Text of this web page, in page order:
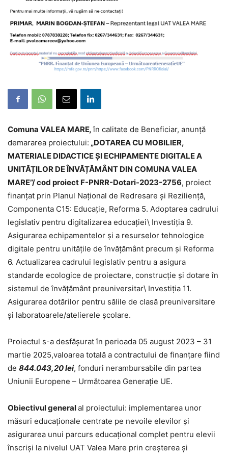
Comuna VALEA MARE,în calitate de Beneficiar, anunță
demararea proiectului: „DOTAREA CU MOBILIER,
MATERIALE DIDACTICE ȘI ECHIPAMENTE DIGITALE A
UNITĂȚILOR DE ÎNVĂȚĂMÂNT DIN COMUNA VALEA
MARE”/ cod proiect F-PNRR-Dotari-2023-2756, proiect
finanțat prin Planul Național de Redresare și Reziliență,
Componenta C15: Educație, Reforma 5. Adoptarea cadrului
legislativ pentru digitalizarea educației\ Investiția 9.
Asigurarea echipamentelor și a resurselor tehnologice
digitale pentru unitățile de învățământ precum și Reforma
6. Actualizarea cadrului legislativ pentru a asigura
standarde ecologice de proiectare, construcție și dotare în
sistemul de învățământ preuniversitar\ Investiția 11.
Asigurarea dotărilor pentru sălile de clasă preuniversitare
și laboratoarele/atelierele școlare.
Proiectul s-a desfășurat în perioada 05 august 2023 – 31
martie 2025,valoarea totală a contractului de finanțare fiind
de 844.043,20 lei, fonduri nerambursabile din partea
Uniunii Europene – Următoarea Generație UE.
Obiectivul generalal proiectului: implementarea unor
măsuri educaționale centrate pe nevoile elevilor și
asigurarea unui parcurs educațional complet pentru elevii
înscriși la nivelul UAT Valea Mare prin creșterea și